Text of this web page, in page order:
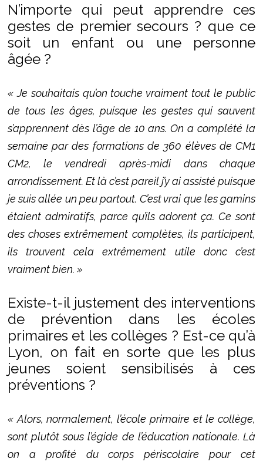
N’importe qui peut apprendre ces
gestes de premier secours ? que ce
soit un enfant ou une personne
âgée ?
« Je souhaitais qu’on touche vraiment tout le public
de tous les âges, puisque les gestes qui sauvent
s’apprennent dès l’âge de 10 ans. On a complété la
semaine par des formations de 360 élèves de CM1
CM2, le vendredi après-midi dans chaque
arrondissement. Et là c’est pareil j’y ai assisté puisque
je suis allée un peu partout. C’est vrai que les gamins
étaient admiratifs, parce qu’ils adorent ça. Ce sont
des choses extrêmement complètes, ils participent,
ils trouvent cela extrêmement utile donc c’est
vraiment bien. »
Existe-t-il justement des interventions
de prévention dans les écoles
primaires et les collèges ? Est-ce qu’à
Lyon, on fait en sorte que les plus
jeunes soient sensibilisés à ces
préventions ?
« Alors, normalement, l’école primaire et le collège,
sont plutôt sous l’égide de l’éducation nationale. Là
on a profité du corps périscolaire pour cet